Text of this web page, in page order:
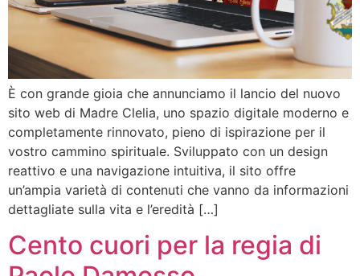
È con grande gioia che annunciamo il lancio del nuovo
sito web di Madre Clelia, uno spazio digitale moderno e
completamente rinnovato, pieno di ispirazione per il
vostro cammino spirituale. Sviluppato con un design
reattivo e una navigazione intuitiva, il sito offre
un’ampia varietà di contenuti che vanno da informazioni
dettagliate sulla vita e l’eredità […]
Cento cuori per la regia di